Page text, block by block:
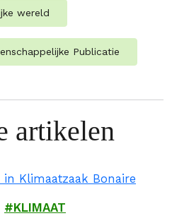
wereld
Publicatie
artikelen
KLIMAAT